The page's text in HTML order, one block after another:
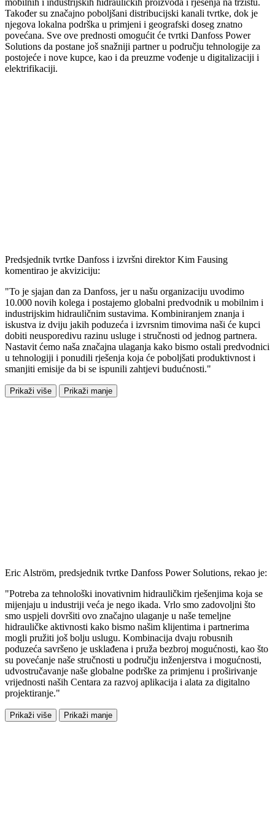
Također su značajno poboljšani distribucijski kanali tvrtke, dok je
njegova lokalna podrška u primjeni i geografski doseg znatno
povećana. Sve ove prednosti omogućit će tvrtki Danfoss Power
Solutions da postane još snažniji partner u području tehnologije za
postojeće i nove kupce, kao i da preuzme vođenje u digitalizaciji i
elektrifikaciji.
Predsjednik tvrtke Danfoss i izvršni direktor Kim Fausing
komentirao je akviziciju:
"To je sjajan dan za Danfoss, jer u našu organizaciju uvodimo
10.000 novih kolega i postajemo globalni predvodnik u mobilnim i
industrijskim hidrauličnim sustavima. Kombiniranjem znanja i
iskustva iz dviju jakih poduzeća i izvrsnim timovima naši će kupci
dobiti neusporedivu razinu usluge i stručnosti od jednog partnera.
Nastavit ćemo naša značajna ulaganja kako bismo ostali predvodnici
u tehnologiji i ponudili rješenja koja će poboljšati produktivnost i
smanjiti emisije da bi se ispunili zahtjevi budućnosti."
Prikaži više Prikaži manje
Eric Alström, predsjednik tvrtke Danfoss Power Solutions, rekao je:
"Potreba za tehnološki inovativnim hidrauličkim rješenjima koja se
mijenjaju u industriji veća je nego ikada. Vrlo smo zadovoljni što
smo uspjeli dovršiti ovo značajno ulaganje u naše temeljne
hidrauličke aktivnosti kako bismo našim klijentima i partnerima
mogli pružiti još bolju uslugu. Kombinacija dvaju robusnih
poduzeća savršeno je usklađena i pruža bezbroj mogućnosti, kao što
su povećanje naše stručnosti u području inženjerstva i mogućnosti,
udvostručavanje naše globalne podrške za primjenu i proširivanje
vrijednosti naših Centara za razvoj aplikacija i alata za digitalno
projektiranje."
Prikaži više Prikaži manje